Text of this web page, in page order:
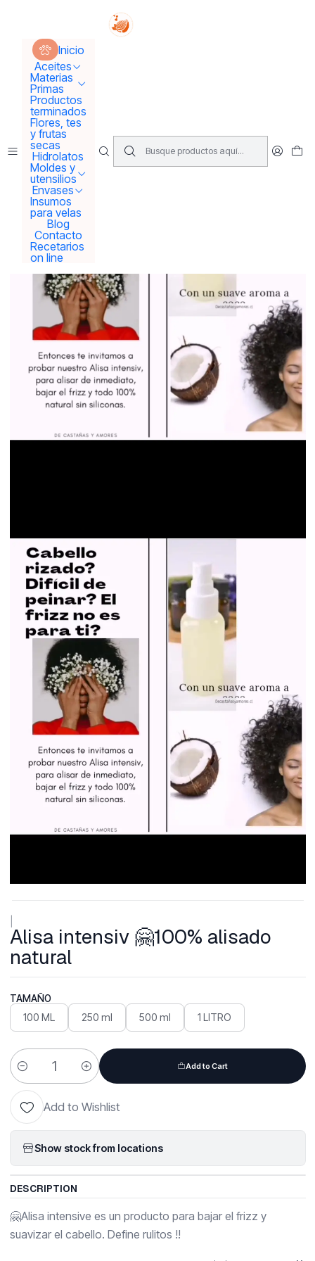
Inicio
Aceites
Materias
Primas
Productos
terminados
Flores, tes
y frutas
secas
Hidrolatos
Moldes y
utensilios
Envases
Insumos
para velas
Blog
Contacto
Recetarios
on line
Tus sueños se concretan aquí !!!
Alisa intensiv 🤗100% alisado natural
Alisa intensiv 🤗100% alisado
natural
TAMAÑO
100 ML 250 ml 500 ml 1 LITRO
Quantity
Add to Cart
Add to Wishlist
Show stock from locations
DESCRIPTION
🤗Alisa intensive es un producto para bajar el frizz y
suavizar el cabello. Define rulitos !!